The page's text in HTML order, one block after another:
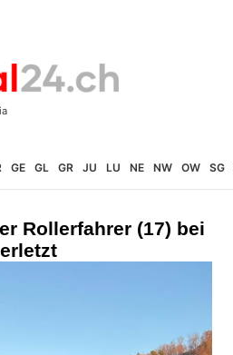
GE GL GR JU LU NE NW OW SG
Rollerfahrer (17) bei